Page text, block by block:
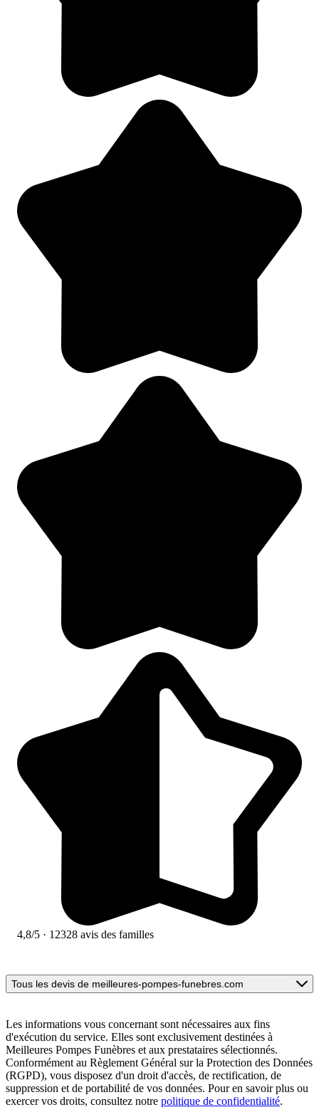
4,8/5 · 12328 avis des familles
Tous les devis de meilleures-pompes-funebres.com
Les informations vous concernant sont nécessaires aux fins
d'exécution du service. Elles sont exclusivement destinées à
Meilleures Pompes Funèbres et aux prestataires sélectionnés.
Conformément au Règlement Général sur la Protection des Données
(RGPD), vous disposez d'un droit d'accès, de rectification, de
suppression et de portabilité de vos données. Pour en savoir plus ou
exercer vos droits, consultez notre politique de confidentialité.